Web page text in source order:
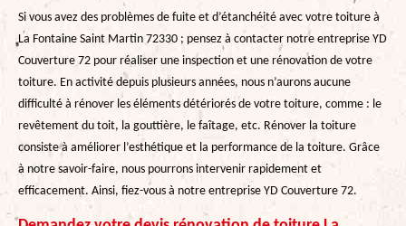
Si vous avez des problèmes de fuite et d’étanchéité avec votre toiture à
La Fontaine Saint Martin 72330 ; pensez à contacter notre entreprise YD
Couverture 72 pour réaliser une inspection et une rénovation de votre
toiture. En activité depuis plusieurs années, nous n’aurons aucune
difficulté à rénover les éléments détériorés de votre toiture, comme : le
revêtement du toit, la gouttière, le faîtage, etc. Rénover la toiture
consiste à améliorer l’esthétique et la performance de la toiture. Grâce
à notre savoir-faire, nous pourrons intervenir rapidement et
efficacement. Ainsi, fiez-vous à notre entreprise YD Couverture 72.